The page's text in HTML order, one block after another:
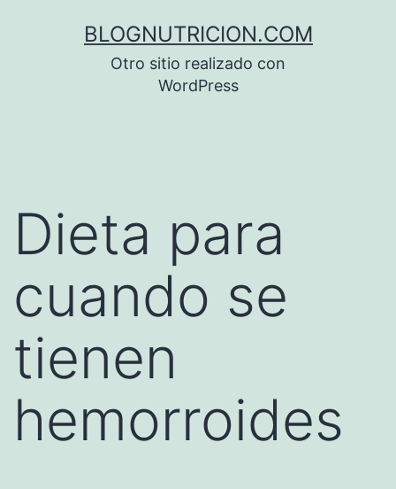
BLOGNUTRICION.COM
Otro sitio realizado con
WordPress
Dieta para
cuando se
tienen
hemorroides